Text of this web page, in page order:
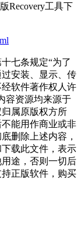
Recovery工具下
七条规定“为了
安装、显示、传
软件著作权人许
容资源均来源于
属原版权方所
能用作商业或非
删除上述内容，
载此文件，表示
途，否则一切后
正版软件，购买